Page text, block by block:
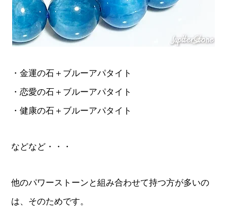
・金運の石＋ブルーアパタイト
・恋愛の石＋ブルーアパタイト
・健康の石＋ブルーアパタイト
などなど・・・
他のパワーストーンと組み合わせて持つ方が多いの
は、そのためです。